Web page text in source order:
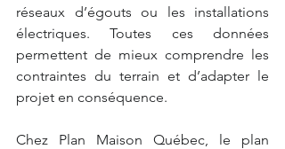
réseaux d’égouts ou les installations
électriques. Toutes ces données
permettent de mieux comprendre les
contraintes du terrain et d’adapter le
projet en conséquence.
Chez Plan Maison Québec, le plan